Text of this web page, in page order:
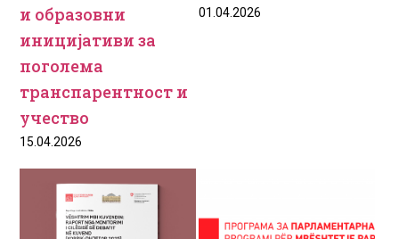
и образовни
иницијативи за
поголема
транспарентност и
учество
15.04.2026
01.04.2026